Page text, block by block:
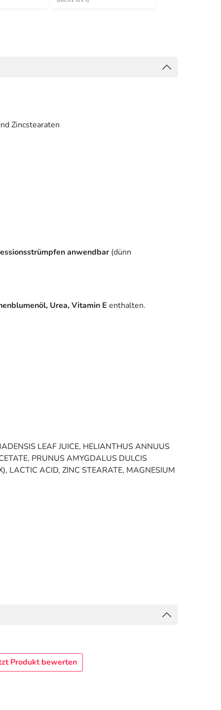
Zincstearaten
anwendbar (dünn
Urea, Vitamin E enthalten.
LEAF JUICE, HELIANTHUS ANNUUS
PRUNUS AMYGDALUS DULCIS
LACTIC ACID, ZINC STEARATE, MAGNESIUM
Produkt bewerten